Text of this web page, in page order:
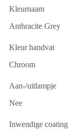
Kleurnaam
Anthracite Grey
Kleur handvat
Chroom
Aan-/uitlampje
Nee
Inwendige coating